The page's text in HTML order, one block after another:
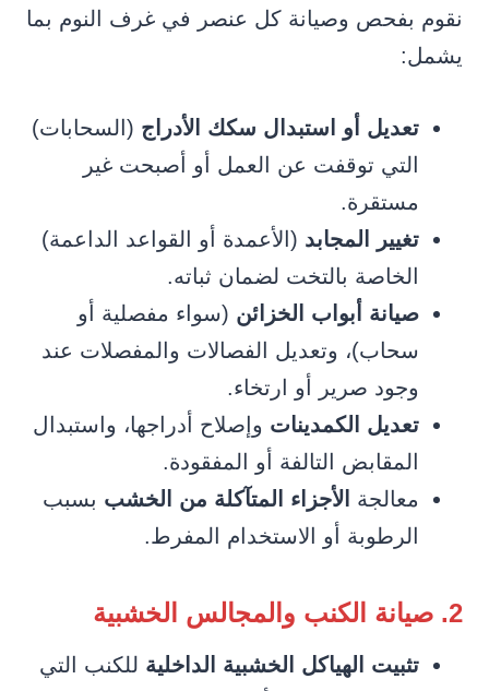
نقوم بفحص وصيانة كل عنصر في غرف النوم بما
يشمل:
تعديل أو استبدال سكك الأدراج (السحابات)
التي توقفت عن العمل أو أصبحت غير
مستقرة.
تغيير المجابد (الأعمدة أو القواعد الداعمة)
الخاصة بالتخت لضمان ثباته.
صيانة أبواب الخزائن (سواء مفصلية أو
سحاب)، وتعديل الفصالات والمفصلات عند
وجود صرير أو ارتخاء.
تعديل الكمدينات وإصلاح أدراجها، واستبدال
المقابض التالفة أو المفقودة.
معالجة الأجزاء المتآكلة من الخشب بسبب
الرطوبة أو الاستخدام المفرط.
2. صيانة الكنب والمجالس الخشبية
تثبيت الهياكل الخشبية الداخلية للكنب التي